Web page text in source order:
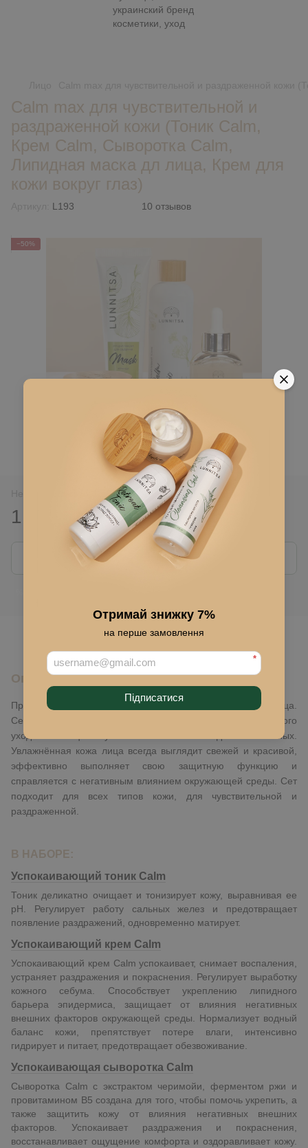
Отримай знижку 7%
на перше замовлення
*
Підписатися
Calm max для чувствительной и
раздраженной кожи (Тоник Calm,
Крем Calm, Сыворотка Calm,
Липидная маска дл лица, Крем для
кожи вокруг глаз)
L193 10 отзывов
−50%
1 663 грн 3 325 грн
Сообщить, когда появится
В избранное
Описание
Правильный уход - это залог здоровой и красивой кожи лица.
Сет "Calm" включает в себя все этапы базового ежедневного
ухода: тонизация и увлажнение. является одним из главных.
Увлажнённая кожа лица всегда выглядит свежей и красивой,
эффективно выполняет свою защитную функцию и
справляется с негативным влиянием окружающей среды. Сет
подходит для всех типов кожи, для чувствительной и
раздраженной.
В НАБОРЕ:
Успокаивающий тоник Calm
Тоник деликатно очищает и тонизирует кожу, выравнивая ее
pH. Регулирует работу сальных желез и предотвращает
появление раздражений, одновременно матирует.
Успокаивающий крем Calm
Успокаивающий крем Calm успокаивает, снимает воспаления,
устраняет раздражения и покраснения. Регулирует выработку
кожного себума. Способствует укреплению липидного
барьера эпидермиса, защищает от влияния негативных
внешних факторов окружающей среды. Нормализует водный
баланс кожи, препятствует потере влаги, интенсивно
гидрирует и питает, предотвращает обезвоживание.
Успокаивающая сыворотка Calm
Сыворотка Calm с экстрактом черимойи, ферментом ржи и
провитамином В5 создана для того, чтобы помочь укрепить, а
также защитить кожу от влияния негативных внешних
факторов. Успокаивает раздражения и покраснения,
восстанавливает ощущение комфорта и оздоравливает кожу.